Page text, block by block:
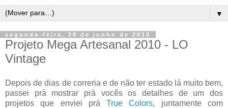
▼
segunda-feira, 28 de junho de 2010
Projeto Mega Artesanal 2010 - LO
Vintage
Depois de dias de correria e de não ter estado lá muito bem,
passei prá mostrar prá vocês os detalhes de um dos
projetos que enviei práTrue Colors, juntamente com